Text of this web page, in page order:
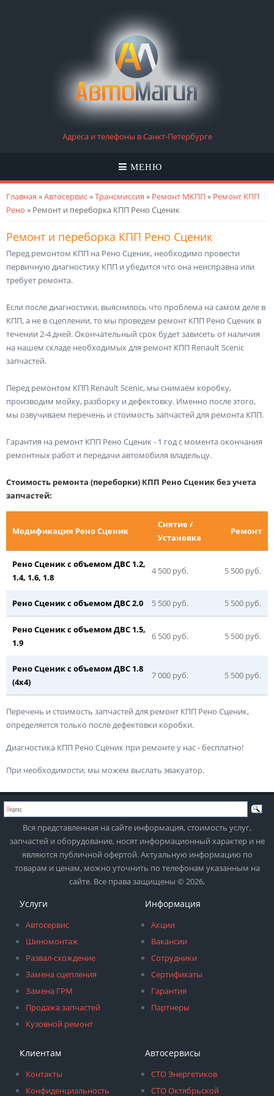
Адреса и телефоны в Санкт-Петербурге
МЕНЮ
Вы здесь
Главная »Автосервис»Трансмиссия » Ремонт МКПП» Ремонт КПП
Рено » Ремонт и переборка КПП Рено Сценик
Ремонт и переборка КПП Рено Сценик
Перед ремонтом КПП на Рено Сценик, необходимо провести
первичную диагностику КПП и убедится что она неисправна или
требует ремонта.
Если после диагностики, выяснилось что проблема на самом деле в
КПП, а не в сцеплении, то мы проведем ремонт КПП Рено Сценик в
течении 2-4 дней. Окончательный срок будет зависеть от наличия
на нашем складе необходимых для ремонт КПП Renault Scenic
запчастей.
Перед ремонтом КПП Renault Scenic, мы снимаем коробку,
производим мойку, разборку и дефектовку. Именно после этого,
мы озвучиваем перечень и стоимость запчастей для ремонта КПП.
Гарантия на ремонт КПП Рено Сценик - 1 год с момента окончания
ремонтных работ и передачи автомобиля владельцу.
Стоимость ремонта (переборки) КПП Рено Сценик без учета
запчастей:
Модификация Рено Сценик
Снятие /
Установка
Ремонт
Рено Сценик с объемом ДВС 1.2,
1.4, 1.6, 1.8
4 500 руб. 5 500 руб.
Рено Сценик с объемом ДВС 2.0 5 500 руб. 5 500 руб.
Рено Сценик с объемом ДВС 1.5,
1.9
6 500 руб. 5 500 руб.
Рено Сценик с объемом ДВС 1.8
(4х4)
7000 руб. 5 500 руб.
Перечень и стоимость запчастей для ремонт КПП Рено Сценик,
определяется только после дефектовки коробки.
Диагностика КПП Рено Сценик при ремонте у нас - бесплатно!
При необходимости, мы можем выслать эвакуатор.
Вся представленная на сайте информация, стоимость услуг,
запчастей и оборудование, носят информационный характер и не
являются публичной офертой. Актуальную информацию по
товарам и ценам, можно уточнить по телефонам указанным на
сайте. Все права защищены © 2026,
Услуги
Автосервис
Шиномонтаж
Развал-схождение
Замена сцепления
Замена ГРМ
Продажа запчастей
Кузовной ремонт
Информация
Акции
Вакансии
Сотрудники
Сертификаты
Гарантия
Партнеры
Клиентам
Контакты
Конфиденциальность
Автосервисы
СТО Энергетиков
СТО Октябрьской